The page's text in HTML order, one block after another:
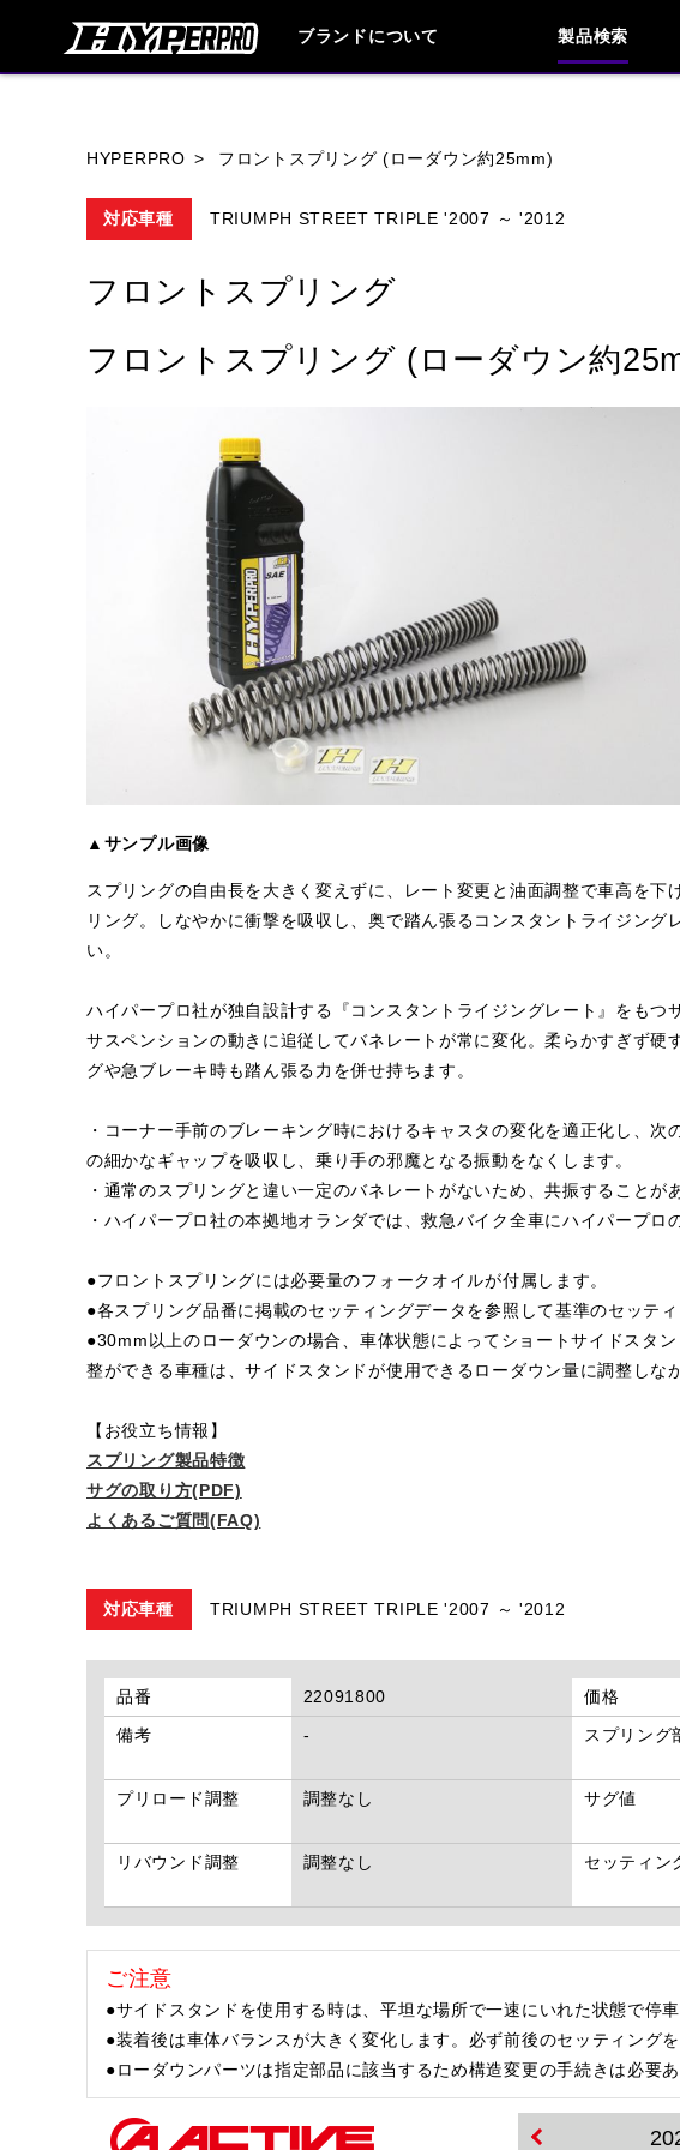
ブランドについて 製品検索
HYPERPRO フロントスプリング (ローダウン約25mm)
対応車種 TRIUMPH STREET TRIPLE '2007 ～ '2012
フロントスプリング
フロントスプリング (ローダウン約
▲サンプル画像
スプリングの自由長を大きく変えずに、レート変更と油面調整で車高を下
リング。しなやかに衝撃を吸収し、奥で踏ん張るコンスタントライジング
い。
ハイパープロ社が独自設計する『コンスタントライジングレート』をもつ
サスペンションの動きに追従してバネレートが常に変化。柔らかすぎず硬
グや急ブレーキ時も踏ん張る力を併せ持ちます。
・コーナー手前のブレーキング時におけるキャスタの変化を適正化し、
の細かなギャップを吸収し、乗り手の邪魔となる振動をなくします。
・通常のスプリングと違い一定のバネレートがないため、共振することが
・ハイパープロ社の本拠地オランダでは、救急バイク全車にハイパープロ
●フロントスプリングには必要量のフォークオイルが付属します。
●各スプリング品番に掲載のセッティングデータを参照して基準のセッティ
●30mm以上のローダウンの場合、車体状態によってショートサイドスタ
整ができる車種は、サイドスタンドが使用できるローダウン量に調整しな
【お役立ち情報】
スプリング製品特徴
サグの取り方(PDF)
よくあるご質問(FAQ)
対応車種 TRIUMPH STREET TRIPLE '2007 ～ '2012
品番 22091800 価格
備考
- スプリング
プリロード調整 調整なし サグ値
リバウンド調整 調整なし セッティン
ご注意
●サイドスタンドを使用する時は、平坦な場所で一速にいれた状態で停
●装着後は車体バランスが大きく変化します。必ず前後のセッティング
●ローダウンパーツは指定部品に該当するため構造変更の手続きは必要あ